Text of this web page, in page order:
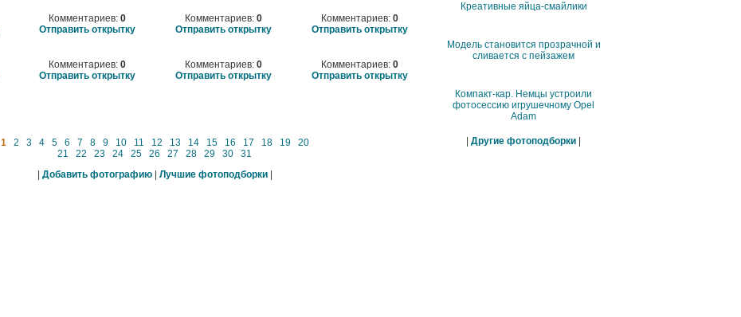
Комментариев: 0
Отправить открытку
Комментариев: 0
Отправить открытку
Комментариев: 0
Отправить открытку
Комментариев: 0
Отправить открытку
Комментариев: 0
Отправить открытку
Комментариев: 0
Отправить открытку
1 2 3 4 5 6 7 8 9 10 11 12 13 14 15 16 17 18 19
20
21
22 23 24 25 26 27 28 29 30
31
Добавить фотографию| Лучшие фотоподборки|
Креативные яйца-смайлики
Модель становится прозрачной и
сливается с пейзажем
Компакт-кар. Немцы устроили
фотосессию игрушечному Opel
Adam
Другие фотоподборки